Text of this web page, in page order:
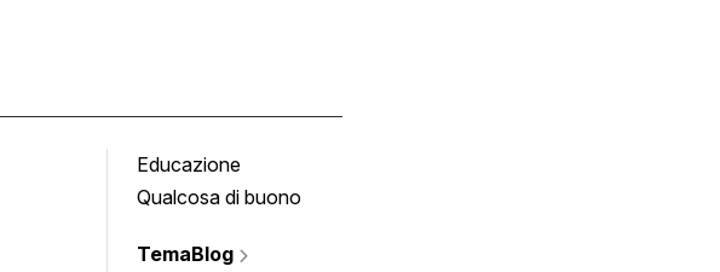
Educazione
Qualcosa di buono
TemaBlog